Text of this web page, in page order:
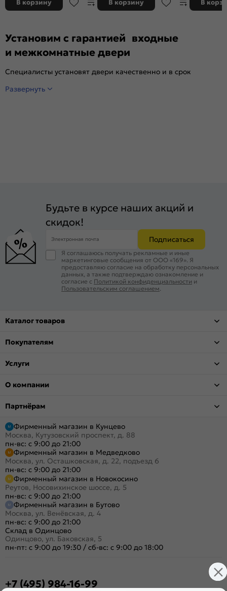
В корзину В корзину В
Установим с гарантией входные
и межкомнатные двери
Специалисты установят двери качественно и в срок
Развернуть
Будьте в курсе наших акций и
скидок!
Электронная почта Подписаться
Я соглашаюсь получать рекламные и иные
маркетинговые сообщения от ООО «169». Я
предоставляю согласие на обработку персональных
данных, а также подтверждаю ознакомление и
согласие с Политикой конфиденциальности и
Пользовательским соглашением
Каталог товаров
Покупателям
Услуги
О компании
Партнёрам
Фирменный магазин в Кунцево
Москва, Кутузовский проспект, д. 88
пн-вс: с 9:00 до 21:00
Фирменный магазин в Медведково
Москва, ул. Осташковская, д. 22, подъезд 6
пн-вс: с 9:00 до 21:00
Фирменный магазин в Новокосино
Реутов, Носовихинское шоссе, д. 5
пн-вс: с 9:00 до 21:00
Фирменный магазин в Бутово
Москва, ул. Венёвская, д. 4
пн-вс: с 9:00 до 21:00
Склад в Одинцово
Одинцово, ул. Баковская, 5
пн-пт: с 9:00 до 19:30 / сб-вс: с 9:00 до 18:00
+7 (495) 984-16-99